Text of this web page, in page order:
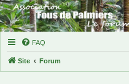
FAQ
Site Forum